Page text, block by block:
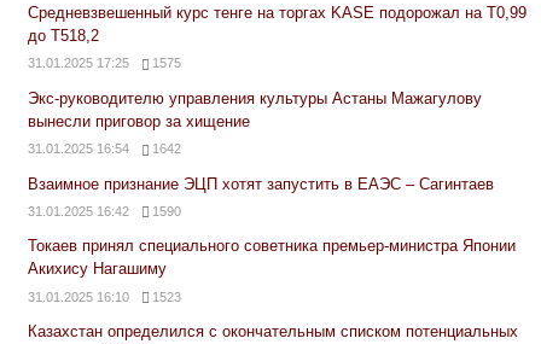
Средневзвешенный курс тенге на торгах KASE подорожал на Т0,99
до Т518,2
31.01.2025 17:25 1575
Экс-руководителю управления культуры Астаны Мажагулову
вынесли приговор за хищение
31.01.2025 16:54 1642
Взаимное признание ЭЦП хотят запустить в ЕАЭС – Сагинтаев
31.01.2025 16:42 1590
Токаев принял специального советника премьер-министра Японии
Акихису Нагашиму
31.01.2025 16:10 1523
Казахстан определился с окончательным списком потенциальных